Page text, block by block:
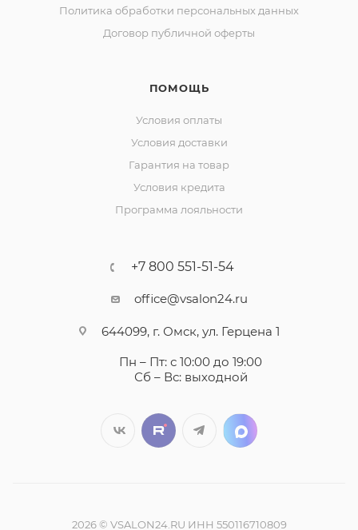
Политика обработки персональных данных
Договор публичной оферты
ПОМОЩЬ
Условия оплаты
Условия доставки
Гарантия на товар
Условия кредита
Программа лояльности
+7 800 551-51-54
office@vsalon24.ru
644099, г. Омск, ул. Герцена 1
Пн – Пт: с 10:00 до 19:00
Сб – Вс: выходной
2026 © VSALON24.RU ИНН 550116710809